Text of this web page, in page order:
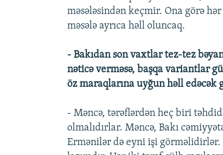
məsələsindən keçmir. Ona görə
məsələ ayrıca həll oluncaq.
- Bakıdan son vaxtlar tez-tez
nəticə verməsə, başqa variantlar
öz maraqlarına uyğun həll edəcək
- Məncə, tərəflərdən heç biri
olmalıdırlar. Məncə, Bakı
Ermənilər də eyni işi görməlidirlər.